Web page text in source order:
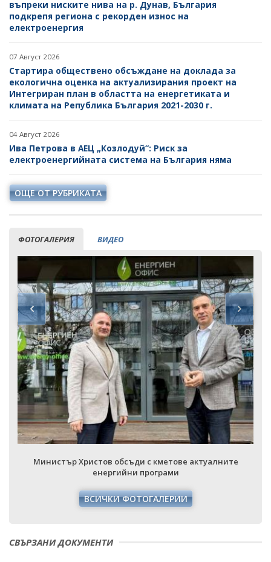
въпреки ниските нива на р. Дунав, България
подкрепя региона с рекорден износ на
електроенергия
07 Август 2026
Стартира обществено обсъждане на доклада за
екологична оценка на актуализирания проект на
Интегриран план в областта на енергетиката и
климата на Република България 2021-2030 г.
04 Август 2026
Ива Петрова в АЕЦ „Козлодуй“: Риск за
електроенергийната система на България няма
ОЩЕ ОТ РУБРИКАТА
ФОТОГАЛЕРИЯ ВИДЕО
Министър Христов обсъди с кметове актуалните
енергийни програми
ВСИЧКИ ФОТОГАЛЕРИИ
СВЪРЗАНИ ДОКУМЕНТИ